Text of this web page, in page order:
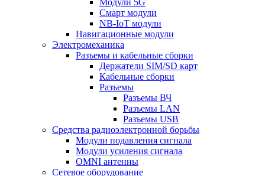
Модули 5G
Смарт модули
NB-IoT модули
Навигационные модули
Электромеханика
Разъемы и кабельные сборки
Держатели SIM/SD карт
Кабельные сборки
Разъемы
Разъемы ВЧ
Разъемы LAN
Разъемы USB
Средства радиоэлектронной борьбы
Модули подавления сигнала
Модули усиления сигнала
OMNI антенны
Сетевое оборудование